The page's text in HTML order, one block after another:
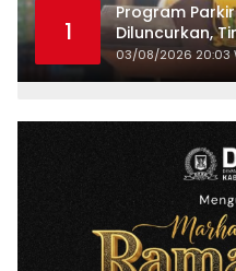
1
Program Parkir
Diluncurkan,
03/08/2026 20:03